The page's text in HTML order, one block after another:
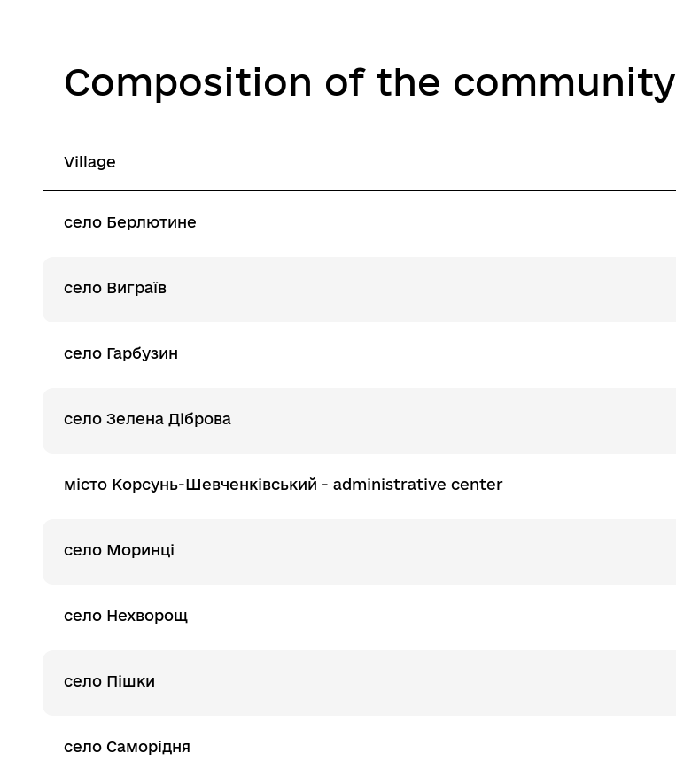
Composition of the community
Village
село Берлютине
село Виграїв
село Гарбузин
село Зелена Діброва
місто Корсунь-Шевченківський - administrative center
село Моринці
село Нехворощ
село Пішки
село Саморідня